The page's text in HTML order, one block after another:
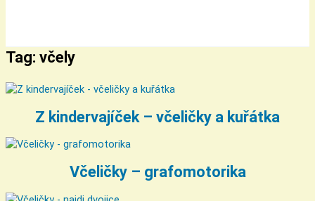
Tag: včely
Z kindervajíček – včeličky a kuřátka
Včeličky – grafomotorika